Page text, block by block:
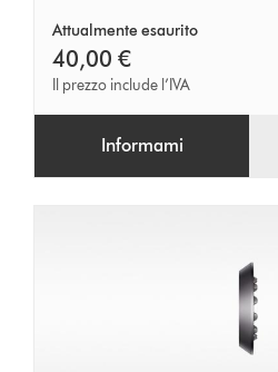
da
35
mm)
Attualmente esaurito
40,00 €
Il prezzo include l’IVA
Informami